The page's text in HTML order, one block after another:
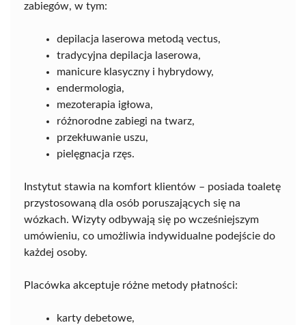
zabiegów, w tym:
depilacja laserowa metodą vectus,
tradycyjna depilacja laserowa,
manicure klasyczny i hybrydowy,
endermologia,
mezoterapia igłowa,
różnorodne zabiegi na twarz,
przekłuwanie uszu,
pielęgnacja rzęs.
Instytut stawia na komfort klientów – posiada toaletę
przystosowaną dla osób poruszających się na
wózkach. Wizyty odbywają się po wcześniejszym
umówieniu, co umożliwia indywidualne podejście do
każdej osoby.
Placówka akceptuje różne metody płatności:
karty debetowe,